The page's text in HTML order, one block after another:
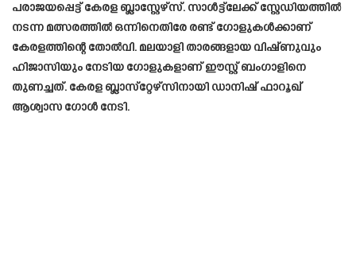
പരാജയപ്പെട്ട് കേരള ബ്ലാസ്റ്റേഴ്‌സ്. സാൾട്ട്‌ലേക്ക് സ്റ്റേഡിയത്തിൽ
നടന്ന മത്സരത്തിൽ ഒന്നിനെതിരേ രണ്ട് ​ഗോളുകൾക്കാണ്
കേരളത്തിന്റെ തോൽവി. മലയാളി താരങ്ങളായ വിഷ്ണുവും
ഹിജാസിയും നേടിയ ഗോളുകളാണ് ഈസ്റ്റ് ബംഗാളിനെ
തുണച്ചത്. കേരള ബ്ലാസ്‌റ്റേഴ്‌സിനായി ഡാനിഷ് ഫാറൂഖ്
ആശ്വാസ ഗോൾ നേടി.